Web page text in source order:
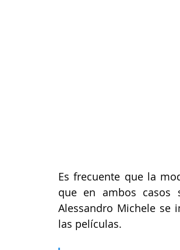
Es frecuente que la
que en ambos casos
Alessandro Michele se
las películas.